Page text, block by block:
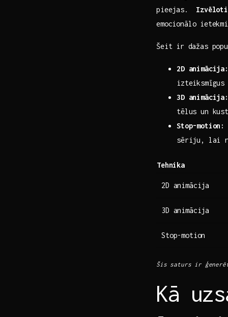
pieejas. ⁣
emocionālo
Šeit ir ⁣dažas
2D animācija:
3D animācija:
tēlus un
Stop-motion:
sēriju, lai
Tehnika
2D animācija
3D ‌animācija
Stop-motion
Šis saturs ir
Kā